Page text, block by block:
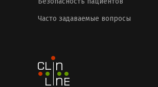
Часто задаваемые вопросы